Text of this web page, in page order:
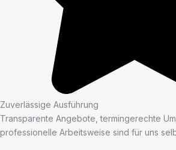
Zuverlässige Ausführung
Transparente Angebote, termingerechte
professionelle Arbeitsweise sind für uns